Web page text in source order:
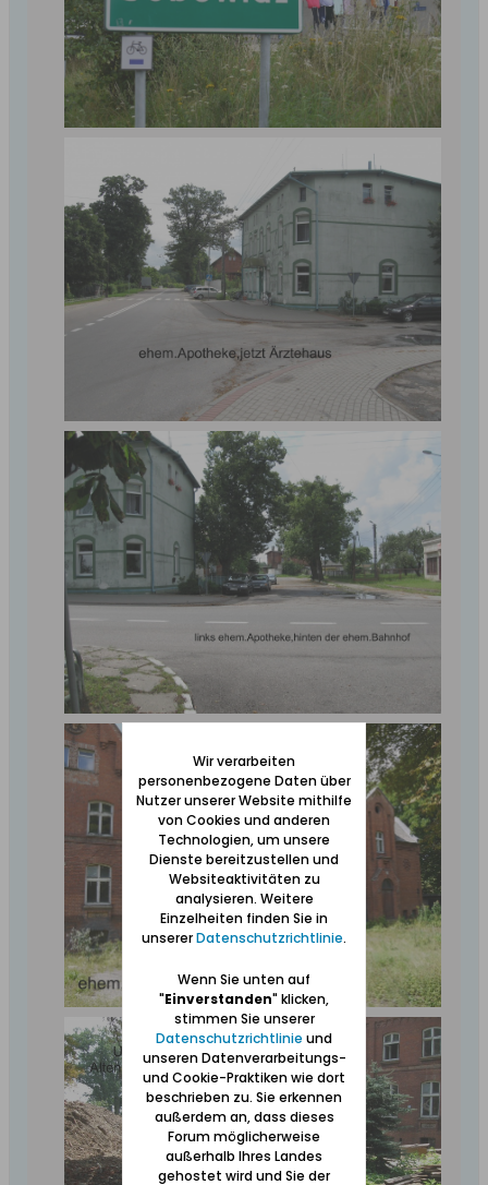
Wir verarbeiten
personenbezogene Daten über
Nutzer unserer Website mithilfe
von Cookies und anderen
Technologien, um unsere
Dienste bereitzustellen und
Websiteaktivitäten zu
analysieren. Weitere
Einzelheiten finden Sie in
unsererDatenschutzrichtlinie.
Wenn Sie unten auf
"Einverstanden" klicken,
stimmen Sie unserer
Datenschutzrichtlinie und
unseren Datenverarbeitungs-
und Cookie-Praktiken wie dort
beschrieben zu. Sie erkennen
außerdem an, dass dieses
Forum möglicherweise
außerhalb Ihres Landes
gehostet wird und Sie der